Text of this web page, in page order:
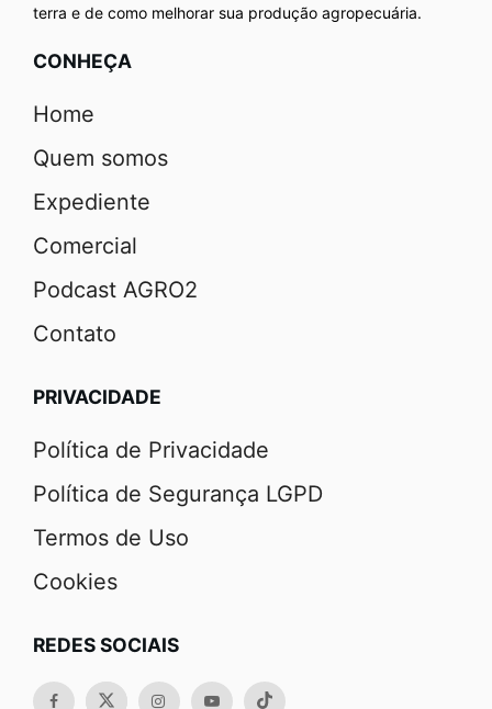
terra e de como melhorar sua produção agropecuária.
CONHEÇA
Home
Quem somos
Expediente
Comercial
Podcast AGRO2
Contato
PRIVACIDADE
Política de Privacidade
Política de Segurança LGPD
Termos de Uso
Cookies
REDES SOCIAIS